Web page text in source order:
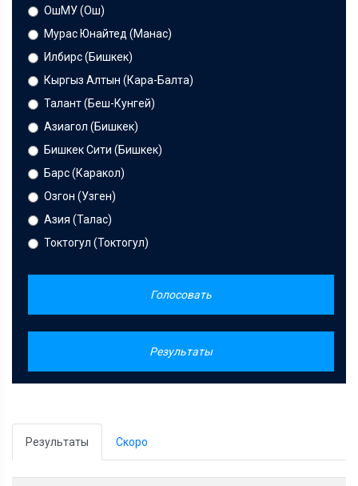
ОшМУ (Ош)
Мурас Юнайтед (Манас)
Илбирс (Бишкек)
Кыргыз Алтын (Кара-Балта)
Талант (Беш-Кунгей)
Азиагол (Бишкек)
Бишкек Сити (Бишкек)
Барс (Каракол)
Озгон (Узген)
Азия (Талас)
Токтогул (Токтогул)
Голосовать
Результаты
Результаты Скоро